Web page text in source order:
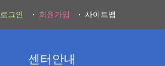
센터안내
로그인 회원가입 사이트맵